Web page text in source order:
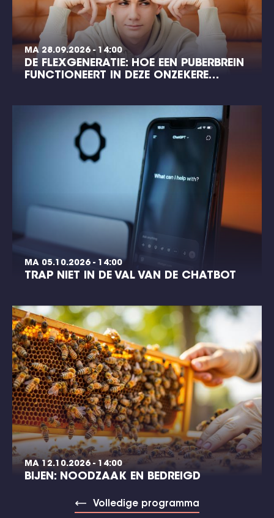
MA 28.09.2026 - 14:00
DE FLEXGENERATIE: HOE EEN PUBERBREIN
FUNCTIONEERT IN DEZE ONZEKERE…
MA 05.10.2026 - 14:00
TRAP NIET IN DE VAL VAN DE CHATBOT
MA 12.10.2026 - 14:00
BIJEN: NOODZAAK EN BEDREIGD
Volledige programma